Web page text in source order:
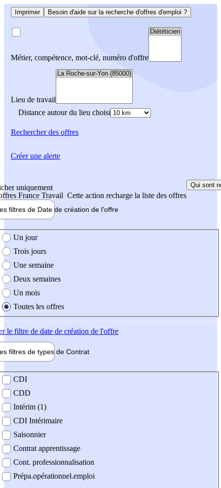
Imprimer Besoin d'aide sur la recherche d'offres d'emploi ?
Métier, compétence, mot-clé, numéro d'offre
Lieu de travail
Distance autour du lieu choisi
Rechercherdes offres
uniquement
France Travail Cette action recharge la liste des offres
Qui sont
filtres de Date de création de l'offre
création de l'offre
Un jour
Trois jours
Une semaine
Deux semaines
Un mois
Toutes les offres
le filtre de date de création de l'offre
filtres de types de Contrat
contrat
CDI
CDD
Intérim (1)
CDI Intérimaire
Saisonnier
Contrat apprentissage
Cont. professionnalisation
Prépa.opérationnel.emploi
Créer une alerte